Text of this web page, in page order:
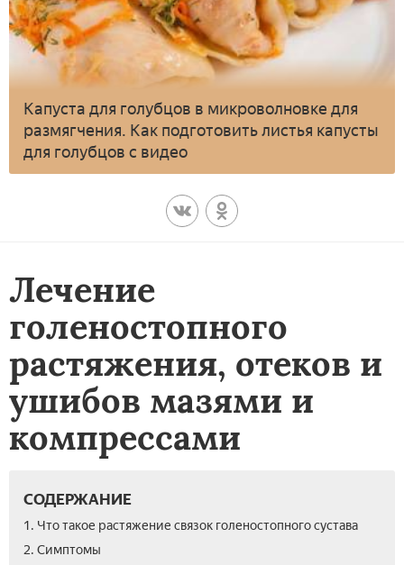
Капуста для голубцов в микроволновке для
размягчения. Как подготовить листья капусты
для голубцов с видео
Лечение
голеностопного
растяжения, отеков и
ушибов мазями и
компрессами
СОДЕРЖАНИЕ
1. Что такое растяжение связок голеностопного сустава
2. Симптомы